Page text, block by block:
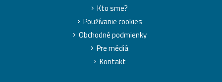
Kto sme?
Používanie cookies
Obchodné podmienky
Pre médiá
Kontakt